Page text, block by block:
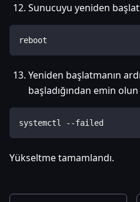
Sunucuyu yeniden
reboot
Yeniden başlatmanın
başladığından emin olun
systemctl --failed
Yükseltme tamamlandı.